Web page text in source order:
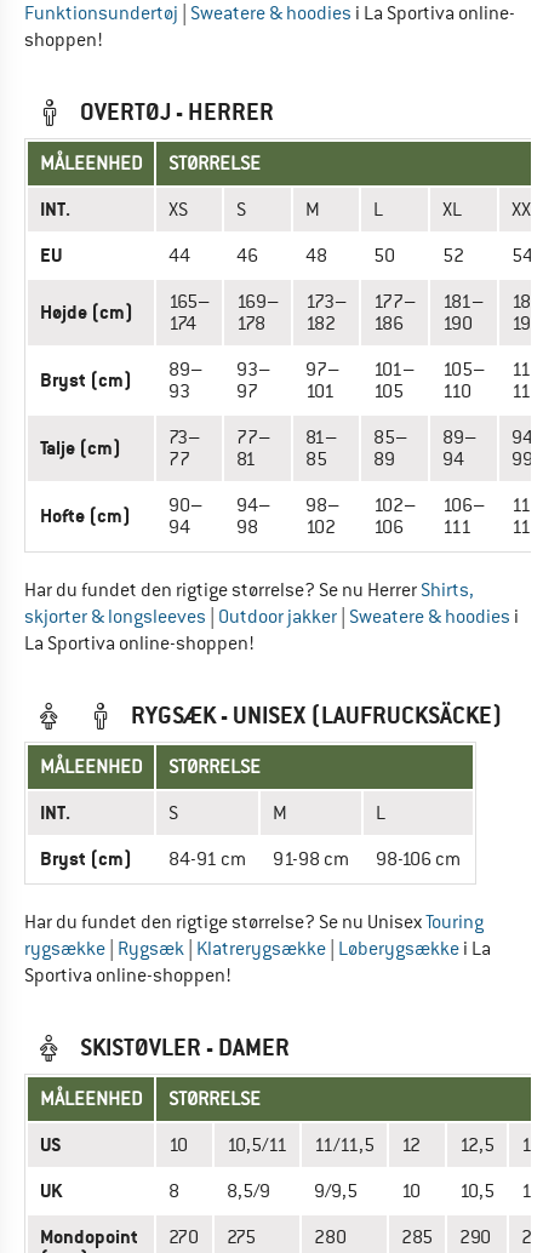
Funktionsundertøj Sweatere & hoodies i La Sportiva online-
shoppen!
OVERTØJ - HERRER
MÅLEENHED STØRRELSE
INT. XS S M L XL XXL
EU 44 46 48 50 52 54
Højde (cm)
165–
174
169–
178
173–
182
177–
186
181–
190
194
Bryst (cm)
89–
93
93–
97
97–
101
101–
105
105–
110
115
Talje (cm)
73–
77
77–
81
81–
85
85–
89
89–
94
99
Hofte (cm)
90–
94
94–
98
98–
102
102–
106
106–
111
116
Har du fundet den rigtige størrelse? Se nu Herrer Shirts,
skjorter & longsleeves Outdoor jakker Sweatere & hoodies i
La Sportiva online-shoppen!
RYGSÆK - UNISEX (LAUFRUCKSÄCKE)
MÅLEENHED STØRRELSE
INT. S M L
Bryst (cm) 84-91 cm 91-98 cm 98-106 cm
Har du fundet den rigtige størrelse? Se nu UnisexTouring
rygsække Rygsæk Klatrerygsække Løberygsække i La
Sportiva online-shoppen!
SKISTØVLER - DAMER
MÅLEENHED STØRRELSE
US 10 10,5/11 11/11,5 12 12,5 13
UK 8 8,5/9 9/9,5 10 10,5 11
Mondopoint
270
275
280
285
290